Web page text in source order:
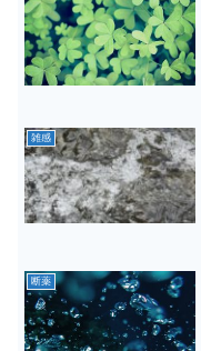
雑感
断薬